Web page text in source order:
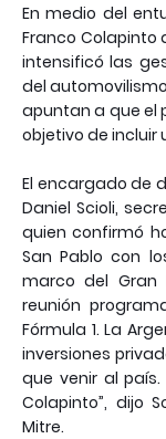
En medio del
Franco Colapinto
intensificó las
del
apuntan a que el
objetivo de incluir
El encargado de
Daniel Scioli,
quien confirmó
San Pablo con
marco del Gran
reunión
Fórmula 1. La
inversiones
que venir al
Colapinto”, dijo
Mitre.